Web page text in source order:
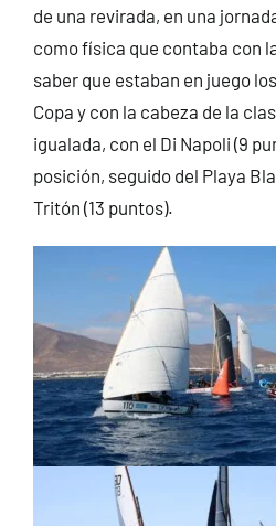
de una revirada, en una
como física que contaba con
saber que estaban en juego
Copa y con la cabeza de la
igualada, con el Di Napoli (9
posición, seguido del Playa
Tritón (13 puntos).